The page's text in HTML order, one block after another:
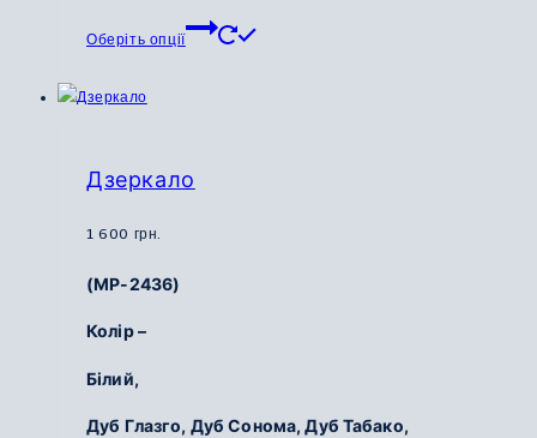
Оберіть опції
Цей
Дзеркало
1 600 грн.
(МР-2436)
Колір –
Білий,
Дуб Глазго, Дуб Сонома, Дуб Табако,